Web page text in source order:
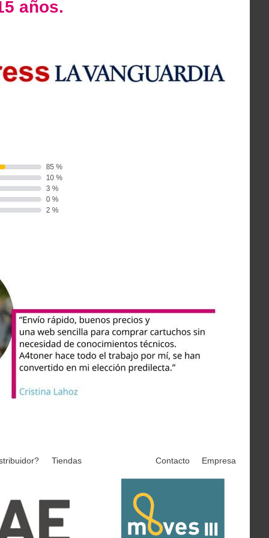
años.
Tiendas Contacto Empresa